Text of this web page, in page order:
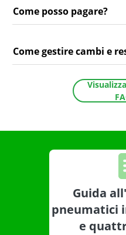
Come posso pagare?
Come gestire cambi e
Guida
pneumatici
e